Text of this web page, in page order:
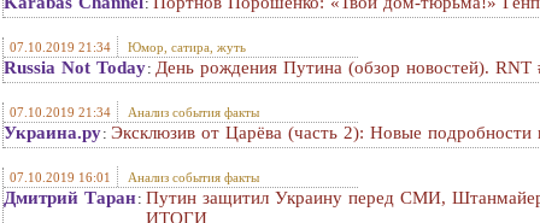
07.10.2019 21:34 Юмор, сатира, жуть
Russia Not Today: День рождения Путина (обзор новостей). RNT
07.10.2019 21:34 Анализ события факты
Украина.ру: Эксклюзив от Царёва (часть 2): Новые
07.10.2019 16:01 Анализ события факты
Дмитрий Таран: Путин защитил Украину перед СМИ,
ИТОГИ